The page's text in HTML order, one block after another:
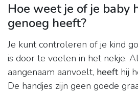
Hoe weet je of je baby
genoeg heeft?
Je kunt controleren of je kind
is door te voelen in het nekje.
aangenaam aanvoelt, heefthij
De handjes zijn geen goede